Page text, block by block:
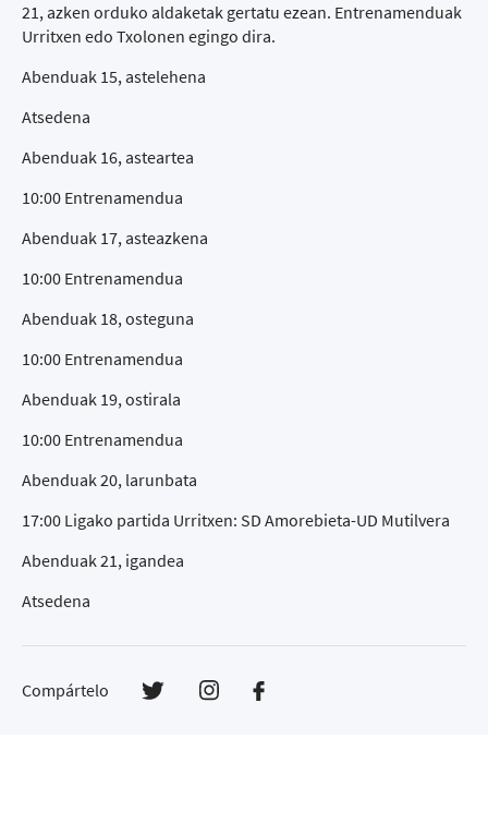
21, azken orduko aldaketak gertatu ezean. Entrenamenduak
Urritxen edo Txolonen egingo dira.
Abenduak 15, astelehena
Atsedena
Abenduak 16, asteartea
10:00 Entrenamendua
Abenduak 17, asteazkena
10:00 Entrenamendua
Abenduak 18, osteguna
10:00 Entrenamendua
Abenduak 19, ostirala
10:00 Entrenamendua
Abenduak 20, larunbata
17:00 Ligako partida Urritxen: SD Amorebieta-UD Mutilvera
Abenduak 21, igandea
Atsedena
Compártelo